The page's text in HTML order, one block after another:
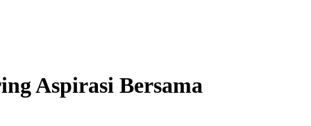
Aspirasi Bersama